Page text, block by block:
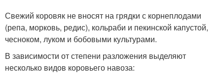
Свежий коровяк не вносят на грядки с корнеплодами
(репа, морковь, редис), кольраби и пекинской капустой,
чесноком, луком и бобовыми культурами.
В зависимости от степени разложения выделяют
несколько видов коровьего навоза: